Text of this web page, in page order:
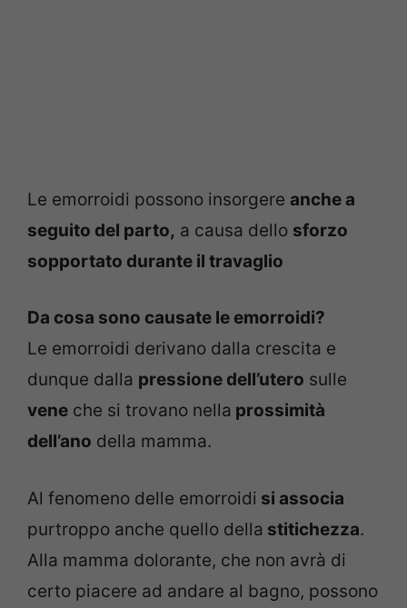
Le emorroidi possono insorgere anche a
seguito del parto, a causa dello sforzo
sopportato durante il travaglio
Da cosa sono causate le emorroidi?
Le emorroidi derivano dalla crescita e
dunque dalla pressione dell’utero sulle
vene che si trovano nella prossimità
dell’ano della mamma.
Al fenomeno delle emorroidi si associa
purtroppo anche quello della stitichezza.
Alla mamma dolorante, che non avrà di
certo piacere ad andare al bagno, possono